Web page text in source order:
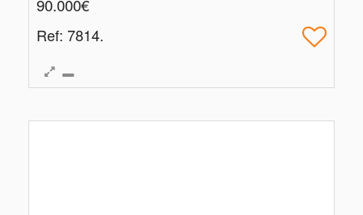
90.000€
Ref: 7814.